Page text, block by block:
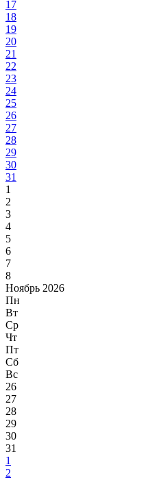
17
18
19
20
21
22
23
24
25
26
27
28
29
30
31
1
2
3
4
5
6
7
8
Ноябрь 2026
Пн
Вт
Ср
Чт
Пт
Сб
Вс
26
27
28
29
30
31
1
2